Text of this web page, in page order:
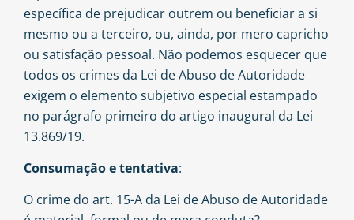
específica de prejudicar outrem ou beneficiar a si
mesmo ou a terceiro, ou, ainda, por mero capricho
ou satisfação pessoal. Não podemos esquecer que
todos os crimes da Lei de Abuso de Autoridade
exigem o elemento subjetivo especial estampado
no parágrafo primeiro do artigo inaugural da Lei
13.869/19.
Consumação e tentativa:
O crime do art. 15-A da Lei de Abuso de Autoridade